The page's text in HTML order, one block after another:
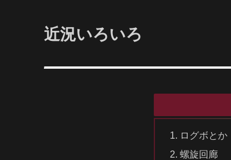
近況いろいろ
ログボとか
螺旋回廊